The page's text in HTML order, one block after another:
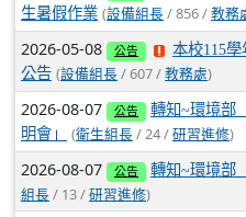
生暑假作業 (設備組長 / 856 / 教務
2026-05-08 公告
本校115
公告 (設備組長 / 607 / 教務處)
2026-08-07 公告
轉知~環境部
明會」
(衛生組長 / 24 / 研習進修)
2026-08-07 公告 轉知~環境部
組長 / 13 / 研習進修)